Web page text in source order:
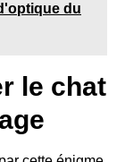
du
le chat